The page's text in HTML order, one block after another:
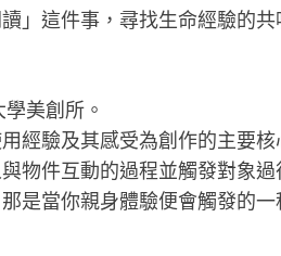
」這件事，尋找生命經驗的
學美創所。
經驗及其感受為創作的主要核
物件互動的過程並觸發對象
是當你親身體驗便會觸發的一